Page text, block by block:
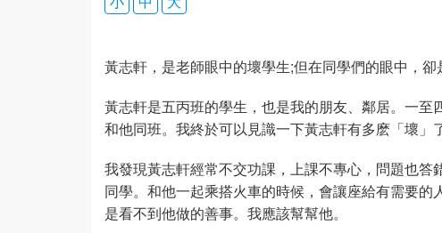
黃志軒，是老師眼中的壞學生;但在同學們的眼中，卻
黃志軒是五丙班的學生，也是我的朋友、鄰居。一
和他同班。我終於可以見識一下黃志軒有多麽「壞」了
我發現黃志軒經常不交功課，上課不專心，問題也
同學。和他一起乘搭火車的時候，會讓座給有需要
是看不到他做的善事。我應該幫幫他。